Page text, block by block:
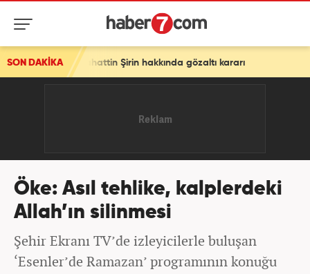
SON DAKİKAŞirin hakkında gözaltı kararı
Öke: Asıl tehlike, kalplerdeki
Allah’ın silinmesi
Şehir Ekranı TV’de izleyicilerle buluşan
‘Esenler’de Ramazan’ programının konuğu